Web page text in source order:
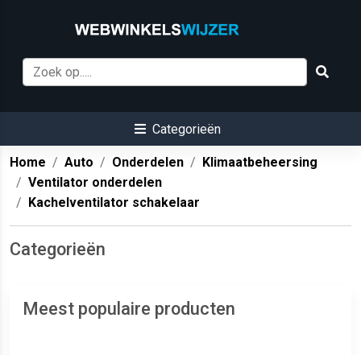
Categorieën
Home Auto Onderdelen
Klimaatbeheersing
Ventilator onderdelen
Kachelventilator schakelaar
Categorieën
Meest populaire producten